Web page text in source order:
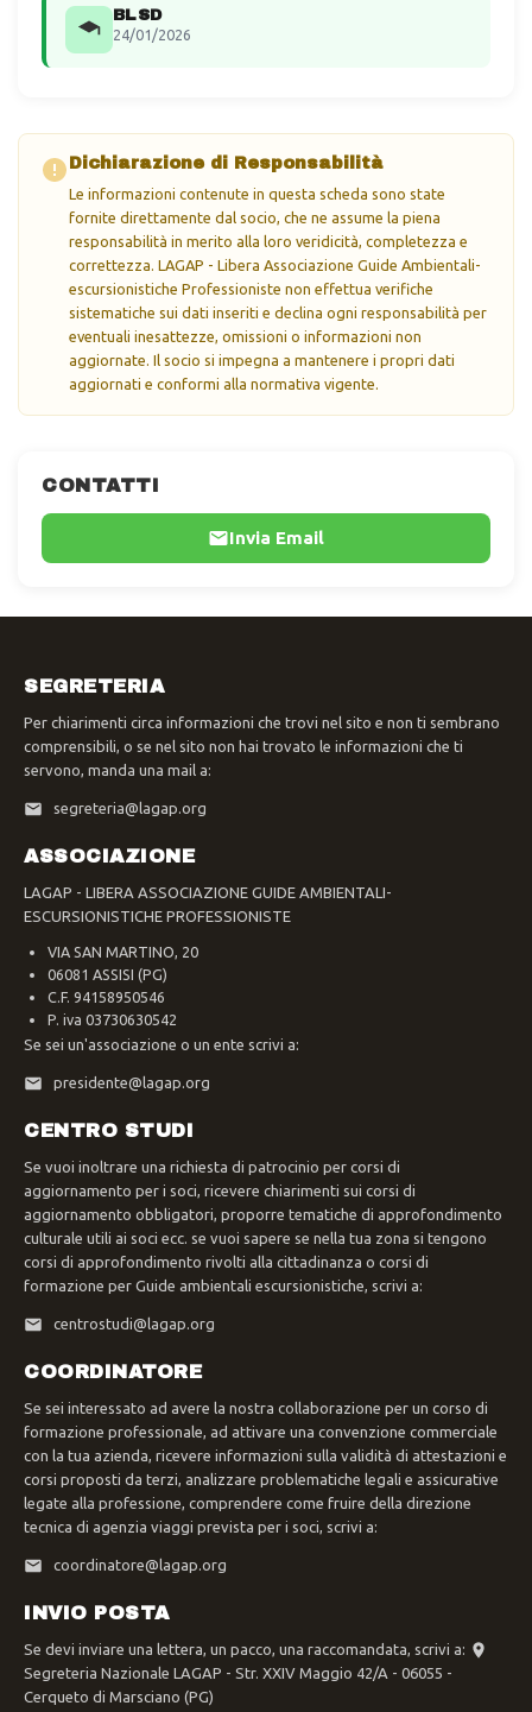
CONTATTI
Invia Email
BLSD
24/01/2026
Dichiarazione di Responsabilità
Le informazioni contenute in questa scheda sono state
fornite direttamente dal socio, che ne assume la piena
responsabilità in merito alla loro veridicità, completezza e
correttezza. LAGAP - Libera Associazione Guide Ambientali-
escursionistiche Professioniste non effettua verifiche
sistematiche sui dati inseriti e declina ogni responsabilità per
eventuali inesattezze, omissioni o informazioni non
aggiornate. Il socio si impegna a mantenere i propri dati
aggiornati e conformi alla normativa vigente.
SEGRETERIA
Per chiarimenti circa informazioni che trovi nel sito e non ti sembrano
comprensibili, o se nel sito non hai trovato le informazioni che ti
servono, manda una mail a:
segreteria@lagap.org
ASSOCIAZIONE
LAGAP - LIBERA ASSOCIAZIONE GUIDE AMBIENTALI-
ESCURSIONISTICHE PROFESSIONISTE
VIA SAN MARTINO, 20
06081 ASSISI (PG)
C.F. 94158950546
P. iva 03730630542
Se sei un'associazione o un ente scrivi a:
presidente@lagap.org
CENTRO STUDI
Se vuoi inoltrare una richiesta di patrocinio per corsi di
aggiornamento per i soci, ricevere chiarimenti sui corsi di
aggiornamento obbligatori, proporre tematiche di approfondimento
culturale utili ai soci ecc. se vuoi sapere se nella tua zona si tengono
corsi di approfondimento rivolti alla cittadinanza o corsi di
formazione per Guide ambientali escursionistiche, scrivi a:
centrostudi@lagap.org
COORDINATORE
Se sei interessato ad avere la nostra collaborazione per un corso di
formazione professionale, ad attivare una convenzione commerciale
con la tua azienda, ricevere informazioni sulla validità di attestazioni e
corsi proposti da terzi, analizzare problematiche legali e assicurative
legate alla professione, comprendere come fruire della direzione
tecnica di agenzia viaggi prevista per i soci, scrivi a:
coordinatore@lagap.org
INVIO POSTA
Se devi inviare una lettera, un pacco, una raccomandata, scrivi a:
Segreteria Nazionale LAGAP - Str. XXIV Maggio 42/A - 06055 -
Cerqueto di Marsciano (PG)